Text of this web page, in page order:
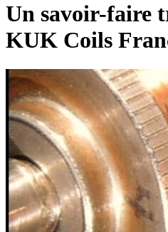
Un savoir-faire
KUK Coils